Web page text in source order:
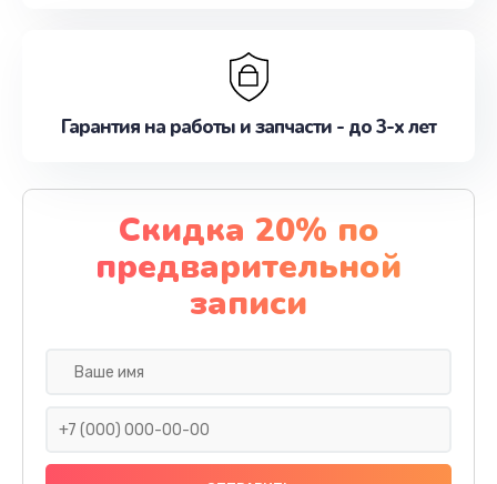
Гарантия на работы и запчасти - до 3-х лет
Скидка 20% по
предварительной
записи